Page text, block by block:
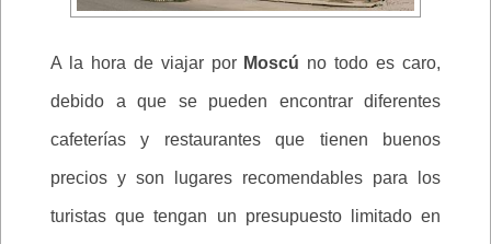
A la hora de viajar porMoscú no todo es caro,
debido a que se pueden encontrar diferentes
cafeterías y restaurantes que tienen buenos
precios y son lugares recomendables para los
turistas que tengan un presupuesto limitado en